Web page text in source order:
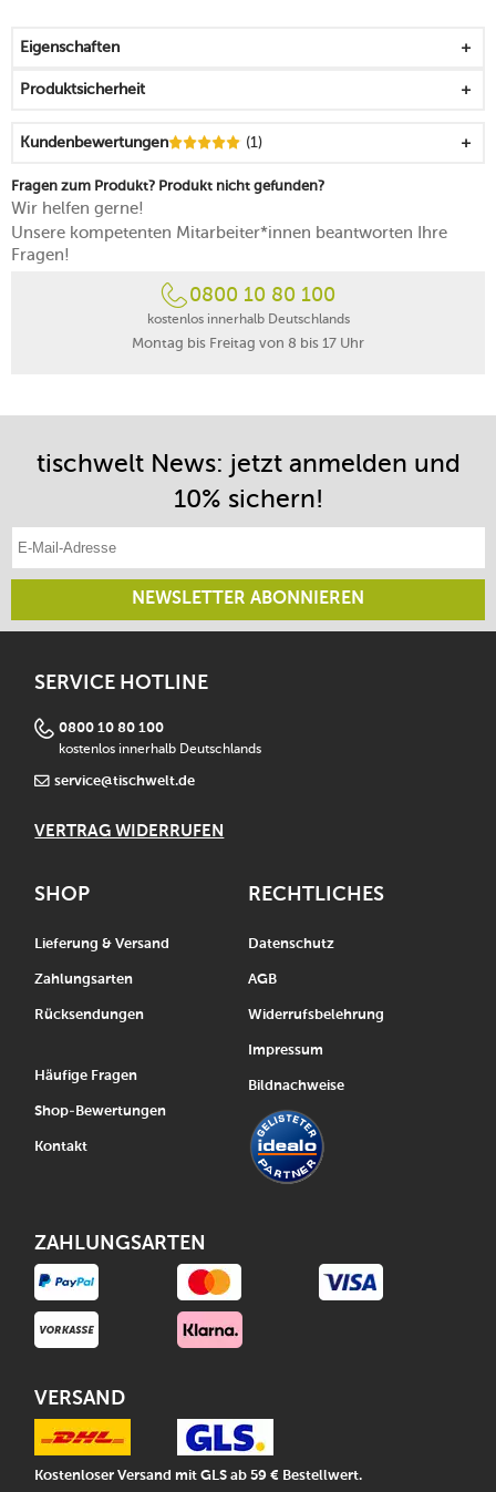
spülmaschinenfest, Lebensmittelreste lassen sich aber
auch ganz einfach unter fließendem Wasser
Eigenschaften
Produktsicherheit
Kundenbewertungen (1)
Fragen zum Produkt? Produkt nicht gefunden?
Wir helfen gerne!
Unsere kompetenten Mitarbeiter*innen beantworten Ihre
Fragen!
0800 10 80 100
kostenlos innerhalb Deutschlands
Montag bis Freitag von 8 bis 17 Uhr
tischwelt News: jetzt anmelden und
10% sichern!
NEWSLETTER ABONNIEREN
SERVICE HOTLINE
0800 10 80 100
kostenlos innerhalb Deutschlands
service@tischwelt.de
VERTRAG WIDERRUFEN
SHOP
Lieferung & Versand
Zahlungsarten
Rücksendungen
Häufige Fragen
Shop-Bewertungen
Kontakt
RECHTLICHES
Datenschutz
AGB
Widerrufsbelehrung
Impressum
Bildnachweise
ZAHLUNGSARTEN
VERSAND
Kostenloser Versand mit GLS ab 59 € Bestellwert.